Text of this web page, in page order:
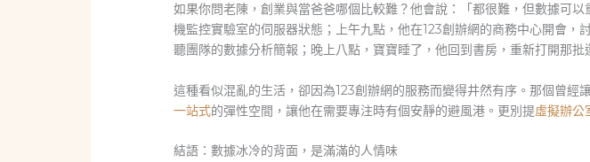
如果你問老陳，創業與當爸爸哪個比較難？他會說：「都很難，但數據可
機監控實驗室的伺服器狀態；上午九點，他在123創辦網的商務中心開會
聽團隊的數據分析簡報；晚上八點，寶寶睡了，他回到書房，重新打開那
這種看似混亂的生活，卻因為123創辦網的服務而變得井然有序。那個曾經
一站式的彈性空間，讓他在需要專注時有個安靜的避風港。更別提虛擬辦公
結語：數據冰冷的背面，是滿滿的人情味